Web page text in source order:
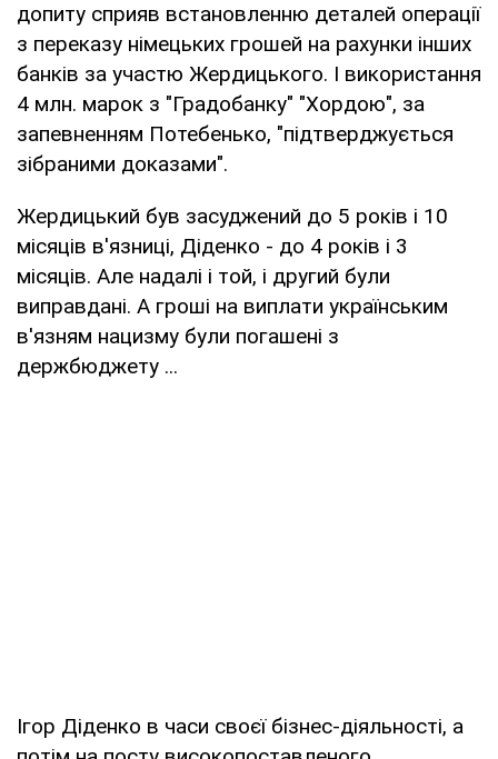
допиту сприяв встановленню деталей операції
з переказу німецьких грошей на рахунки інших
банків за участю Жердицького. І використання
4 млн. марок з "Градобанку" "Хордою", за
запевненням Потебенько, "підтверджується
зібраними доказами".
Жердицький був засуджений до 5 років і 10
місяців в'язниці, Діденко - до 4 років і 3
місяців. Але надалі і той, і другий були
виправдані. А гроші на виплати українським
в'язням нацизму були погашені з
держбюджету ...
Ігор Діденко в часи своєї бізнес-діяльності, а